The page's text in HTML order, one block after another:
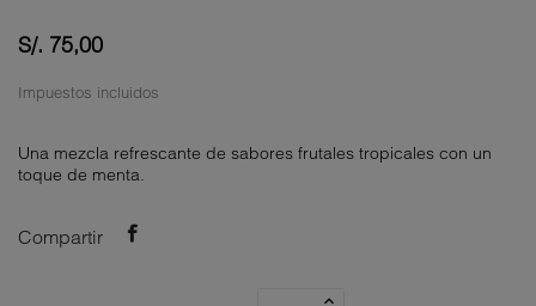
S/. 75,00
Impuestos incluidos
Una mezcla refrescante de sabores frutales tropicales con un
toque de menta.
Compartir